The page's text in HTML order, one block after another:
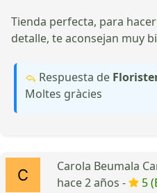
Tienda perfecta, para
detalle, te aconsejan muy
Respuesta de
Moltes gràcies
Carola Beumala
hace 2 años -
5